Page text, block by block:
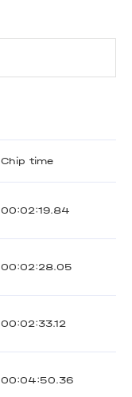
Chip time
00:02:19.84
00:02:28.05
00:02:33.12
00:04:50.36